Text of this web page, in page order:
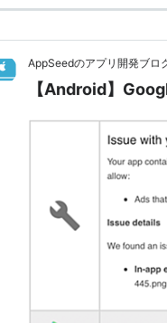
AppSeedのアプリ開発ブロ
【Android】